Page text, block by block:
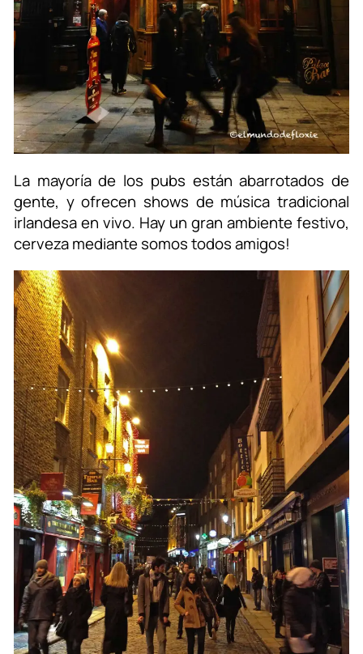
La mayoría de los pubs están abarrotados de
gente, y ofrecen shows de música tradicional
irlandesa en vivo. Hay un gran ambiente festivo,
cerveza mediante somos todos amigos!